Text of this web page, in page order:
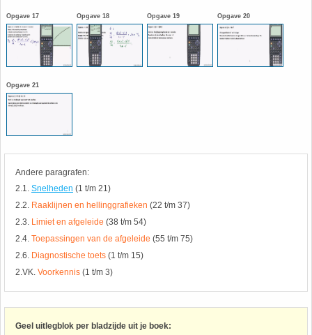
Opgave 17 Opgave 18 Opgave 19 Opgave 20
Opgave 21
Andere paragrafen:
2.1. Snelheden (1 t/m 21)
2.2. Raaklijnen en hellinggrafieken (22 t/m 37)
2.3. Limiet en afgeleide (38 t/m 54)
2.4. Toepassingen van de afgeleide (55 t/m 75)
2.6. Diagnostische toets (1 t/m 15)
2.VK. Voorkennis (1 t/m 3)
Geel uitlegblok per bladzijde uit je boek:
(Nog geen toetsen)
20. Oppervlakte cilinder
21. Oppervlakte cirkel
22. Oppervlakte driehoek
26. Pi
27. Priemgetallen
28. Procenten